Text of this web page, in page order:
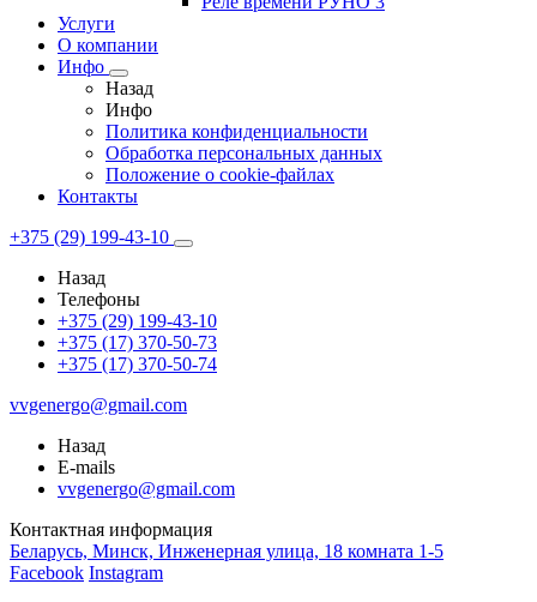
Услуги
О компании
Инфо
Назад
Инфо
Политика конфиденциальности
Обработка персональных данных
Положение о cookie-файлах
Контакты
+375 (29) 199-43-10
Назад
Телефоны
+375 (29) 199-43-10
+375 (17) 370-50-73
+375 (17) 370-50-74
vvgenergo@gmail.com
Назад
E-mails
vvgenergo@gmail.com
Контактная информация
Беларусь, Минск, Инженерная улица, 18 комната 1-5
Facebook Instagram